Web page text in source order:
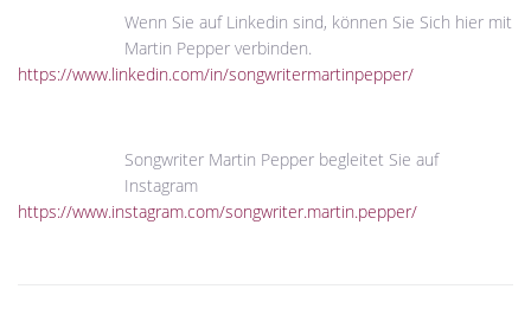
Wenn Sie auf Linkedin sind, können Sie Sich hier mit
Martin Pepper verbinden.
https://www.linkedin.com/in/songwritermartinpepper/
Songwriter Martin Pepper begleitet Sie auf
Instagram
https://www.instagram.com/songwriter.martin.pepper/